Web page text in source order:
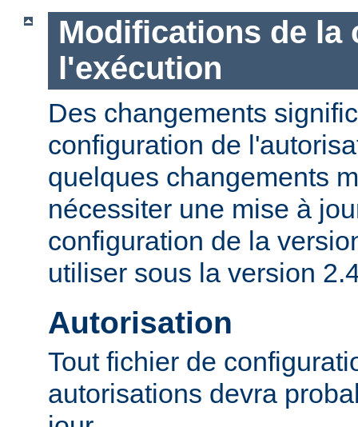
Modifications de la
l'exécution
Des changements
configuration de
quelques changements
nécessiter une mise à
configuration de la
utiliser sous la version
Autorisation
Tout fichier de
autorisations devra